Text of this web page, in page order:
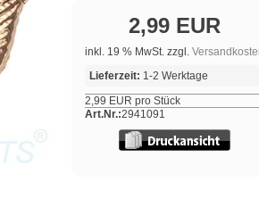
2,99 EUR
inkl. 19 % MwSt. zzgl.
Lieferzeit: 1-2 Werktage
2,99 EUR pro Stück
Art.Nr.:2941091